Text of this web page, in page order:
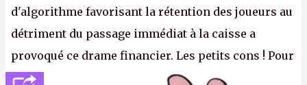
d'algorithme favorisant la rétention des joueurs au
détriment du passage immédiat à la caisse a
provoqué ce drame financier. Les petits cons ! Pour
se consoler, le PDG David Baszucki peut compter